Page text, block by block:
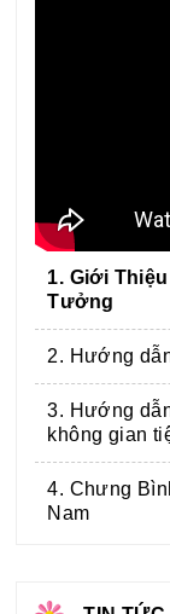
1. Giới
Tưởng
2. Hướng
3. Hướng
không gian
4. Chưng
Nam